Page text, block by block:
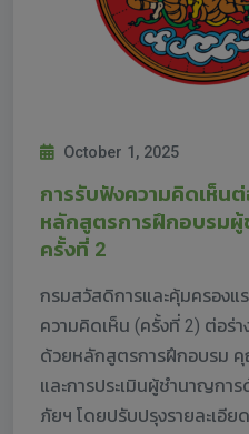
October 1, 2025
การรับฟังความคิดเห็นต่
หลักสูตรการฝึกอบรมผู้
ครั้งที่ 2
กรมสวัสดิการและคุ้มครองแ
ความคิดเห็น (ครั้งที่ 2) ต่อร่า
ด้วยหลักสูตรการฝึกอบรม
และการประเมินผู้ชำนาญกา
ภัยฯ โดยปรับปรุงรายละเอี